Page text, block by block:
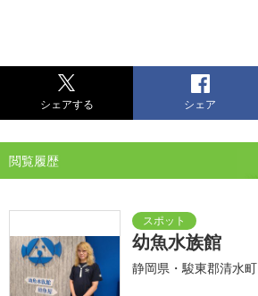
シェアする シェア
閲覧履歴
幼魚水族館
静岡県・駿東郡清水町